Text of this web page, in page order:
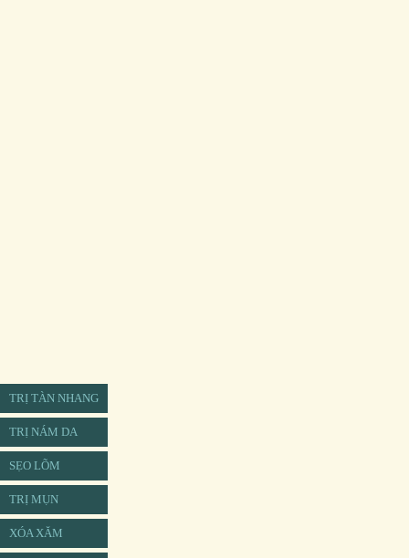
TRỊ TÀN NHANG
TRỊ NÁM DA
SẸO LÕM
TRỊ MỤN
XÓA XĂM